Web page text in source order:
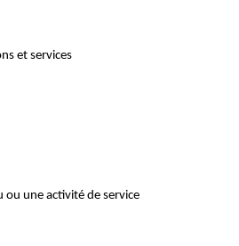
et services
une activité de service